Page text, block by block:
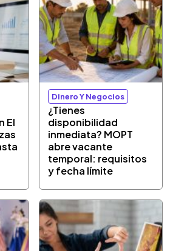
El
Dinero Y Negocios
¿Tienes
disponibilidad
inmediata? MOPT
abre vacante
temporal: requisitos
y fecha límite